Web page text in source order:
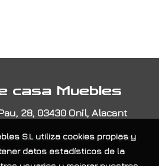
casa Muebles
28, 03430 Onil, Alacant
|Tel:
965565404
S.Lutiliza cookies propias y
datos estadísticos de la